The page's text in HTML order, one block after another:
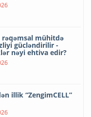
rəqəmsal mühitdə
gücləndirilir -
nəyi ehtiva edir?
illik “ZengimCELL”